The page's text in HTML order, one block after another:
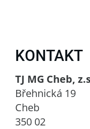
KONTAKT
TJ MG Cheb,
Břehnická 19
Cheb
350 02